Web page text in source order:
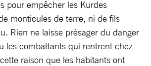
pour empêcher les Kurdes
monticules de terre, ni de fils
Rien ne laisse présager du danger
les combattants qui rentrent chez
raison que les habitants ont